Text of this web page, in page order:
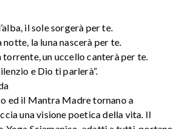
il sole sorgerà per te.
la luna nascerà per te.
torrente, un uccello canterà per te.
e Dio ti parlerà”.
ed il Mantra Madre tornano a
una visione poetica della vita. Il